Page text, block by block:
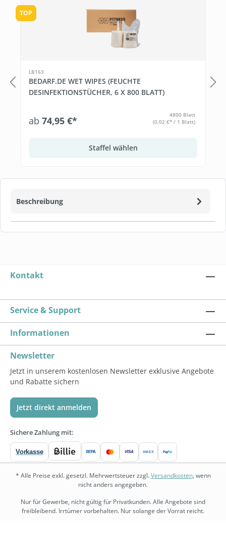
Beschreibung
TOP
LB163
BEDARF.DE WET WIPES (FEUCHTE
DESINFEKTIONSTÜCHER, 6 X 800 BLATT)
ab 74,95 €*
4800 Blatt
(0,02 €* / 1 Blatt)
Staffel wählen
Kontakt
Service & Support
Informationen
Newsletter
Jetzt in unserem kostenlosen Newsletter exklusive Angebote
und Rabatte sichern
Jetzt direkt anmelden
Sichere Zahlung mit:
Vorkasse SEPA VISA AMEX PayPal
* Alle Preise exkl. gesetzl. Mehrwertsteuer zzgl.Versandkosten, wenn
nicht anders angegeben.
Nur für Gewerbe, nicht gültig für Privatkunden. Alle Angebote sind
freibleibend. Irrtümer vorbehalten. Nur solange der Vorrat reicht.